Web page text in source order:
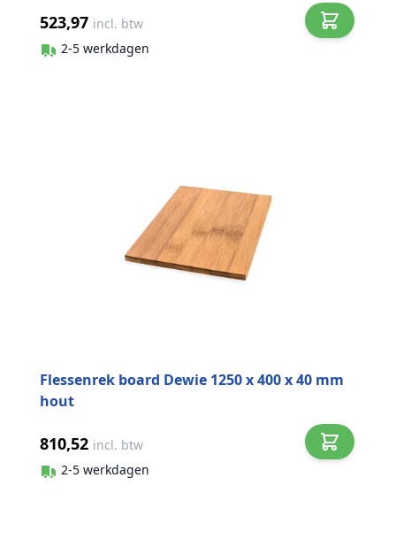
523,97 incl. btw
2-5 werkdagen
Flessenrek board Dewie 1250 x 400 x 40 mm
hout
810,52 incl. btw
2-5 werkdagen